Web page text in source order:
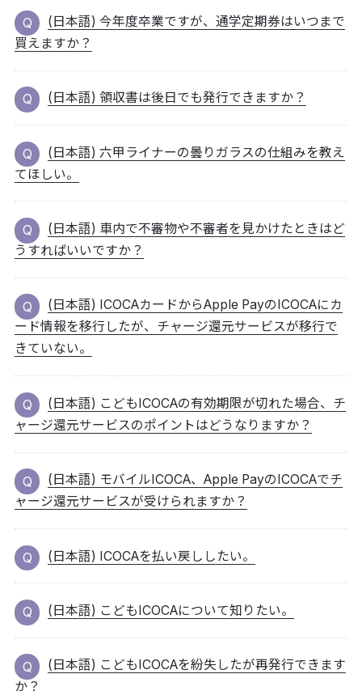
(日本語) 今年度卒業ですが、通学定期券はいつまで
買えますか？
(日本語) 領収書は後日でも発行できますか？
(日本語) 六甲ライナーの曇りガラスの仕組みを教え
てほしい。
(日本語) 車内で不審物や不審者を見かけたときはど
うすればいいですか？
(日本語) ICOCAカードからApple PayのICOCAにカ
ード情報を移行したが、チャージ還元サービスが移行で
きていない。
(日本語) こどもICOCAの有効期限が切れた場合、チ
ャージ還元サービスのポイントはどうなりますか？
(日本語) モバイルICOCA、Apple PayのICOCAでチ
ャージ還元サービスが受けられますか？
(日本語) ICOCAを払い戻ししたい。
(日本語) こどもICOCAについて知りたい。
(日本語) こどもICOCAを紛失したが再発行できます
か？